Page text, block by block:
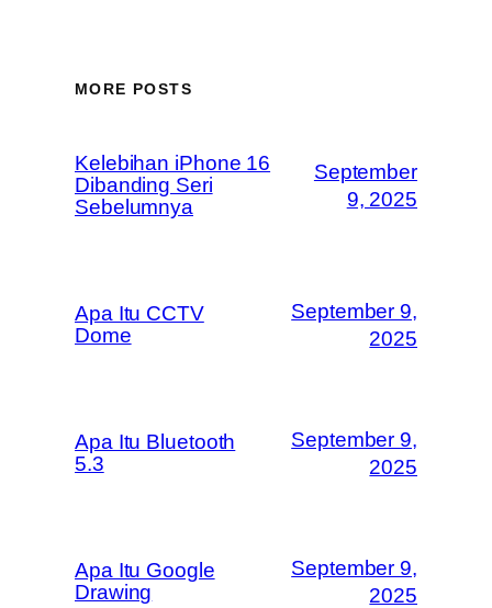
MORE POSTS
Kelebihan iPhone 16
Dibanding Seri
Sebelumnya
September
9, 2025
Apa Itu CCTV
Dome
September 9,
2025
Apa Itu Bluetooth
5.3
September 9,
2025
Apa Itu Google
Drawing
September 9,
2025